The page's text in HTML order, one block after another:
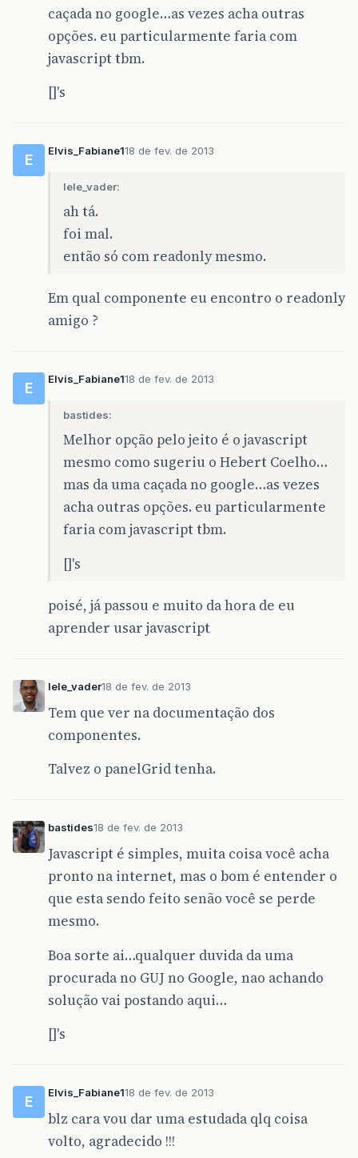
caçada no google…as vezes acha outras
opções. eu particularmente faria com
javascript tbm.
[]'s
E
Elvis_Fabiane118 de fev. de 2013
lele_vader:
ah tá.
foi mal.
então só com readonly mesmo.
Em qual componente eu encontro o readonly
amigo ?
E
Elvis_Fabiane118 de fev. de 2013
bastides:
Melhor opção pelo jeito é o javascript
mesmo como sugeriu o Hebert Coelho…
mas da uma caçada no google…as vezes
acha outras opções. eu particularmente
faria com javascript tbm.
[]'s
poisé, já passou e muito da hora de eu
aprender usar javascript
lele_vader18 de fev. de 2013
Tem que ver na documentação dos
componentes.
Talvez o panelGrid tenha.
bastides18 de fev. de 2013
Javascript é simples, muita coisa você acha
pronto na internet, mas o bom é entender o
que esta sendo feito senão você se perde
mesmo.
Boa sorte ai…qualquer duvida da uma
procurada no GUJ no Google, nao achando
solução vai postando aqui…
[]'s
E
Elvis_Fabiane118 de fev. de 2013
blz cara vou dar uma estudada qlq coisa
volto, agradecido !!!